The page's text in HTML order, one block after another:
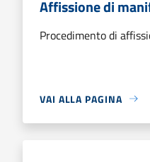
Affissione di
Procedimento di
VAI ALLA PAGINA